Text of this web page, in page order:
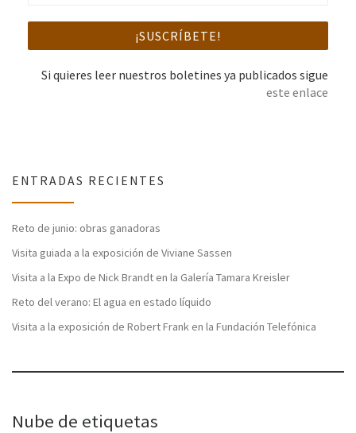
Si quieres leer nuestros boletines ya publicados sigue
este enlace
ENTRADAS RECIENTES
Reto de junio: obras ganadoras
Visita guiada a la exposición de Viviane Sassen
Visita a la Expo de Nick Brandt en la Galería Tamara Kreisler
Reto del verano: El agua en estado líquido
Visita a la exposición de Robert Frank en la Fundación Telefónica
Nube de etiquetas